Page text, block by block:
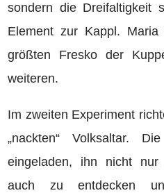
sondern die Dreifaltigkeit
Element zur Kappl.
größten Fresko der
weiteren.
Im zweiten Experiment
„nackten“ Volksaltar.
eingeladen, ihn nicht nur
auch zu entdecken